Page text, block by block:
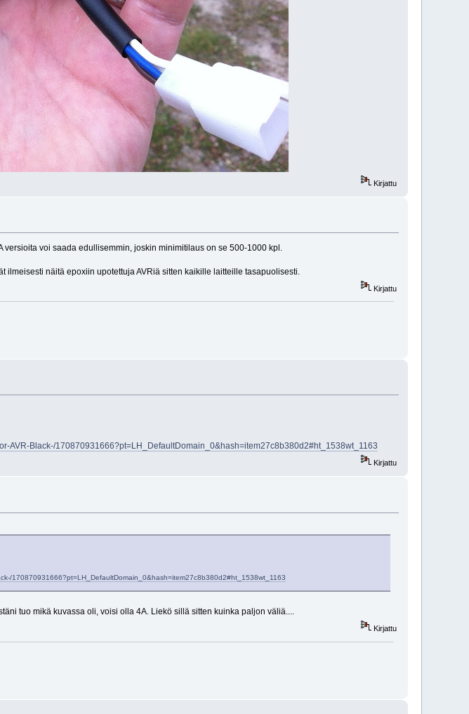
Kirjattu
voi saada edullisemmin, joskin minimitilaus on se 500-1000 kpl.
näitä epoxiin upotettuja AVRiä sitten kaikille laitteille tasapuolisesti.
Kirjattu
AVR-Black-/170870931666?pt=LH_DefaultDomain_0&hash=item27c8b380d2#ht_1538wt_1163
Kirjattu
170870931666?pt=LH_DefaultDomain_0&hash=item27c8b380d2#ht_1538wt_1163
tuo mikä kuvassa oli, voisi olla 4A. Liekö sillä sitten kuinka paljon väliä....
Kirjattu